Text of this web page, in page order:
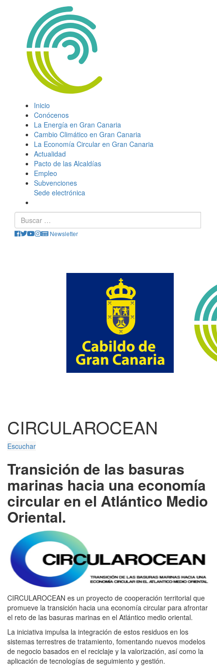
Inicio
Conócenos
La Energía en Gran Canaria
Cambio Climático en Gran Canaria
La Economía Circular en Gran Canaria
Actualidad
Pacto de las Alcaldías
Empleo
Subvenciones
Sede electrónica
Newsletter
CIRCULAROCEAN
Escuchar
Transición de las basuras
marinas hacia una economía
circular en el Atlántico Medio
Oriental.
CIRCULAROCEAN es un proyecto de cooperación territorial que
promueve la transición hacia una economía circular para afrontar
el reto de las basuras marinas en el Atlántico medio oriental.
La iniciativa impulsa la integración de estos residuos en los
sistemas terrestres de tratamiento, fomentando nuevos modelos
de negocio basados en el reciclaje y la valorización, así como la
aplicación de tecnologías de seguimiento y gestión.